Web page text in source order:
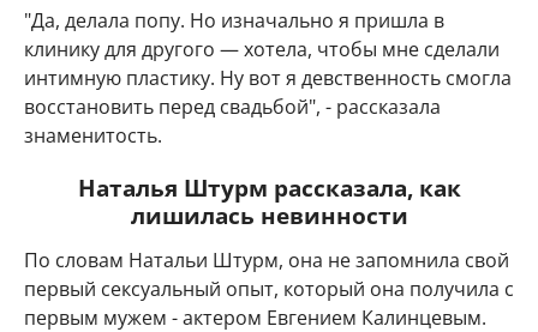
"Да, делала попу. Но изначально я пришла в
клинику для другого — хотела, чтобы мне сделали
интимную пластику. Ну вот я девственность смогла
восстановить перед свадьбой", - рассказала
знаменитость.
Наталья Штурм рассказала, как
лишилась невинности
По словам Натальи Штурм, она не запомнила свой
первый сексуальный опыт, который она получила с
первым мужем - актером Евгением Калинцевым.